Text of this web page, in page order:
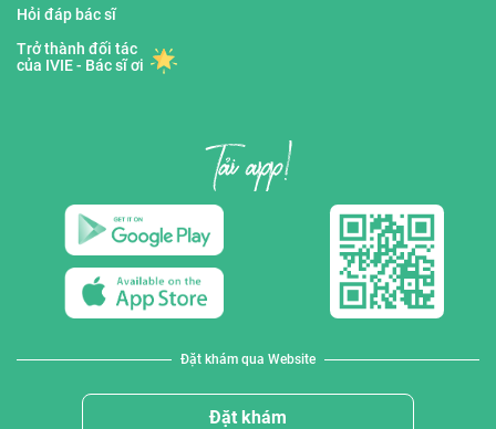
Hỏi đáp bác sĩ
Trở thành đối tác
của IVIE - Bác sĩ ơi
Đặt khám qua Website
Đặt khám